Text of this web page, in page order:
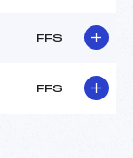
FFS
FFS